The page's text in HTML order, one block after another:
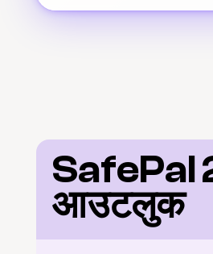
SafePal
आउटलुक